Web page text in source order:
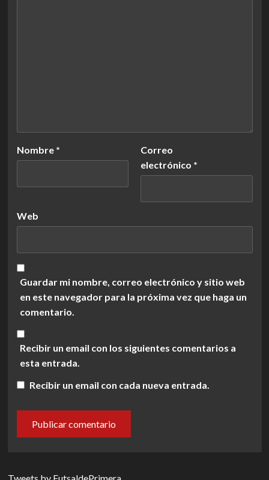
Nombre *
Correo
electrónico *
Web
Guardar mi nombre, correo electrónico y sitio web
en este navegador para la próxima vez que haga un
comentario.
Recibir un email con los siguientes comentarios a
esta entrada.
Recibir un email con cada nueva entrada.